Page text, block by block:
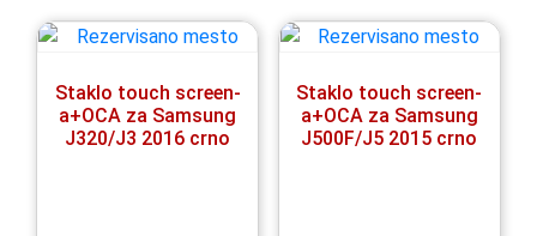
Staklo touch screen-
a+OCA za Samsung
J320/J3 2016 crno
Staklo touch screen-
a+OCA za Samsung
J500F/J5 2015 crno